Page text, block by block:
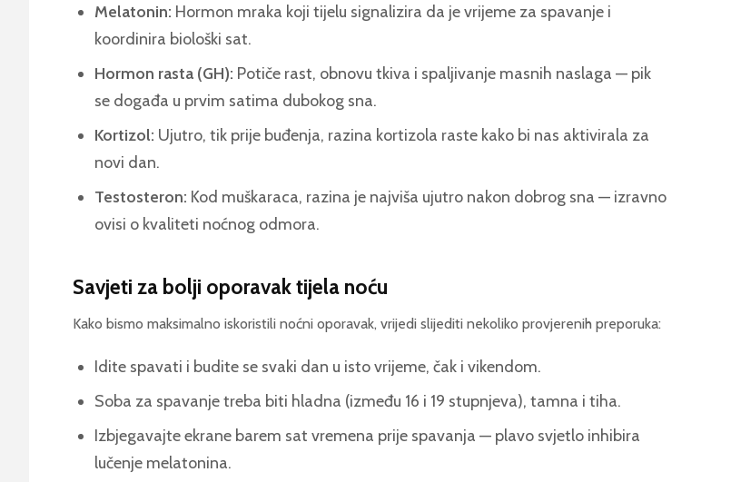
Melatonin: Hormon mraka koji tijelu signalizira da je vrijeme za spavanje i
koordinira biološki sat.
Hormon rasta (GH): Potiče rast, obnovu tkiva i spaljivanje masnih naslaga — pik
se događa u prvim satima dubokog sna.
Kortizol: Ujutro, tik prije buđenja, razina kortizola raste kako bi nas aktivirala za
novi dan.
Testosteron: Kod muškaraca, razina je najviša ujutro nakon dobrog sna — izravno
ovisi o kvaliteti noćnog odmora.
Savjeti za bolji oporavak tijela noću
Kako bismo maksimalno iskoristili noćni oporavak, vrijedi slijediti nekoliko provjerenih preporuka:
Idite spavati i budite se svaki dan u isto vrijeme, čak i vikendom.
Soba za spavanje treba biti hladna (između 16 i 19 stupnjeva), tamna i tiha.
Izbjegavajte ekrane barem sat vremena prije spavanja — plavo svjetlo inhibira
lučenje melatonina.